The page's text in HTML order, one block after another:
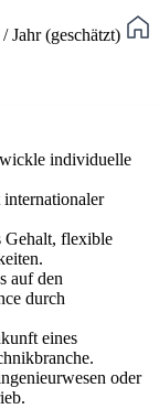
Jahr (geschätzt)
individuelle
Gehalt, flexible
auf den
durch
eines
oder